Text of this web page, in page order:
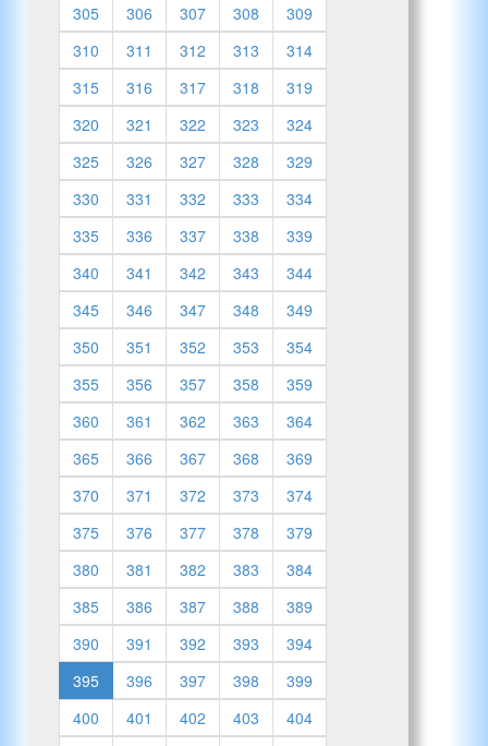
305
306 307 308
309
310
311 312 313
314
315
316 317 318
319
320
321 322 323
324
325
326 327 328
329
330
331 332 333
334
335
336 337 338
339
340
341 342 343
344
345
346 347 348
349
350
351 352 353
354
355
356 357 358
359
360
361 362 363
364
365
366 367 368
369
370
371 372 373
374
375
376 377 378
379
380
381 382 383
384
385
386 387 388
389
390
391 392 393
394
395
396 397 398
399
400
401 402 403
404